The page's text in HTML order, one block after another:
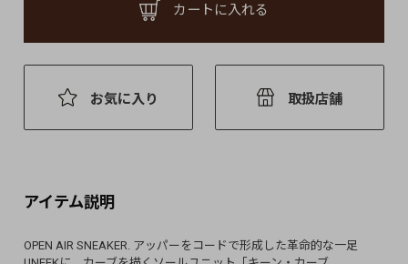
カートに入れる
お気に入り 取扱店舗
アイテム説明
OPEN AIR SNEAKER. アッパーをコードで形成した革命的な一足